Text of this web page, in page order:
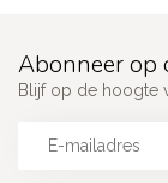
Abonneer op
Blijf op de hoogte